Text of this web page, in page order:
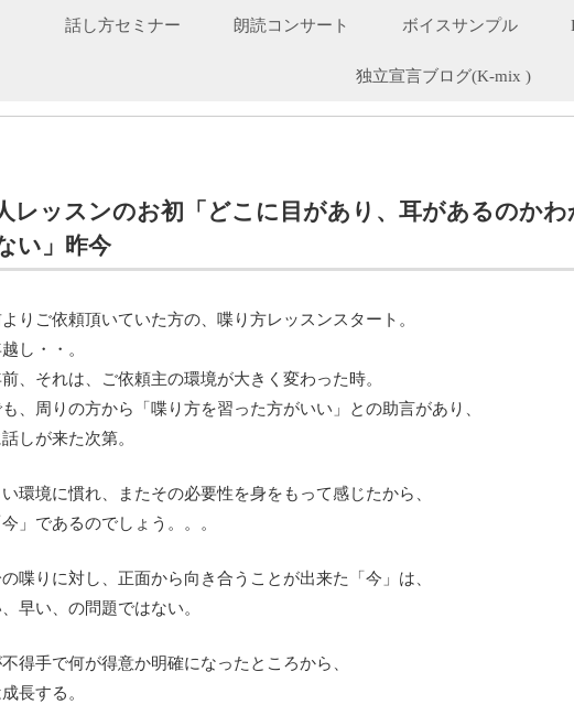
話し方セミナー 朗読コンサート ボイスサンプル
独立宣言ブログ(K-mix )
レッスンのお初「どこに目があり、耳があるのかわ
い」昨今
よりご依頼頂いていた方の、喋り方レッスンスタート。
し・・。
、それは、ご依頼主の環境が大きく変わった時。
、周りの方から「喋り方を習った方がいい」との助言があり、
しが来た次第。
環境に慣れ、またその必要性を身をもって感じたから、
」であるのでしょう。。。
の喋りに対し、正面から向き合うことが出来た「今」は、
早い、の問題ではない。
得手で何が得意か明確になったところから、
長する。